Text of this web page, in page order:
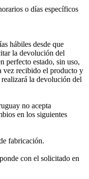
o días específicos
hábiles desde que
la devolución del
perfecto estado, sin uso,
vez recibido el producto y
la devolución del
no acepta
en los siguientes
fabricación.
con el solicitado en